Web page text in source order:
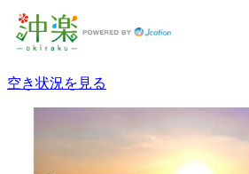
空き状況を見る